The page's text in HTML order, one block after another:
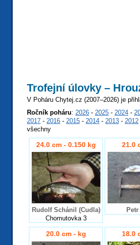
Trofejní úlovky –
V Poháru Chytej.cz (2007–2026) je
Ročník poháru: 2026 - 2025 - 2024 -
2017 - 2016 - 2015 - 2014 - 2013 - 2012
všechny
24.0 cm - 0.150 kg
Rudolf Schánil (Cudla)
Chomutovka 3
21.0
20.0 cm - kg 18.0